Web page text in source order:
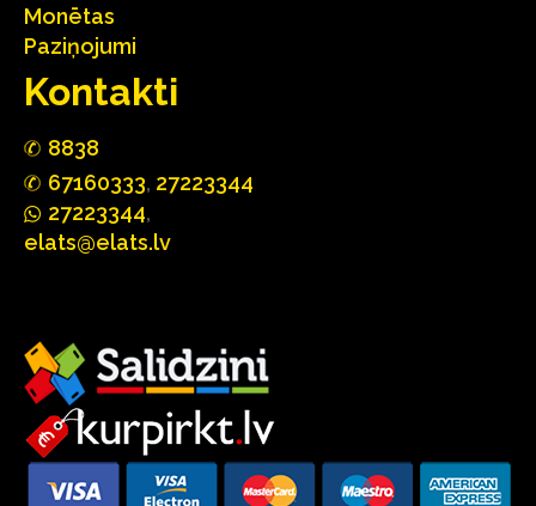
Monētas
Paziņojumi
Kontakti
8838
67160333, 27223344
27223344,
elats@elats.lv